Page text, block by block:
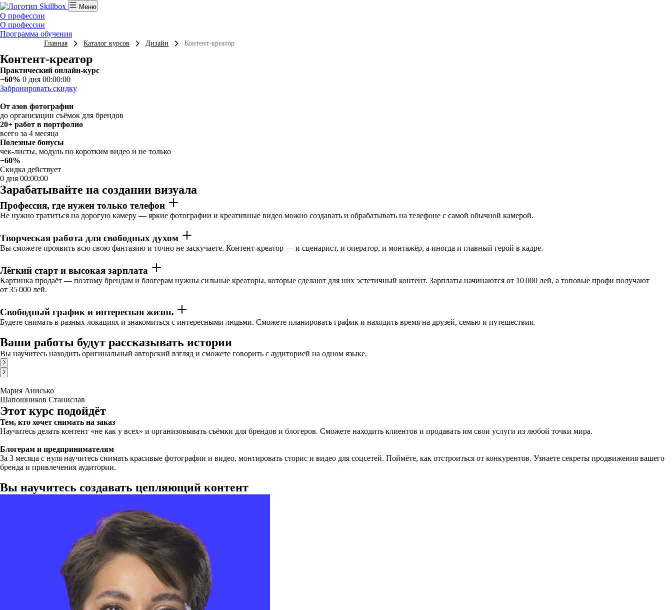
Меню
О профессии
О профессии
Программа обучения
Главная Каталог курсов Дизайн Контент-креатор
Контент-креатор
Практический онлайн-курс
−60% 0 дня 00:00:00
Забронировать скидку
От азов фотографии
до организации съёмок для брендов
20+ работ в портфолио
всего за 4 месяца
Полезные бонусы
чек-листы, модуль по коротким видео и не только
−60%
Скидка действует
0 дня 00:00:00
Зарабатывайте на создании визуала
Профессия, где нужен только телефон
Не нужно тратиться на дорогую камеру — яркие фотографии и креативные видео можно создавать и обрабатывать на телефоне с самой обычной камерой.
Творческая работа для свободных духом
Вы сможете проявить всю свою фантазию и точно не заскучаете. Контент-креатор — и сценарист, и оператор, и монтажёр, а иногда и главный герой в кадре.
Лёгкий старт и высокая зарплата
Картинка продаёт — поэтому брендам и блогерам нужны сильные креаторы, которые сделают для них эстетичный контент. Зарплаты начинаются от 10 000 лей, а топовые профи получают
от 35 000 лей.
Свободный график и интересная жизнь
Будете снимать в разных локациях и знакомиться с интересными людьми. Сможете планировать график и находить время на друзей, семью и путешествия.
Ваши работы будут рассказывать истории
Вы научитесь находить оригинальный авторский взгляд и сможете говорить с аудиторией на одном языке.
Мария Анисько
Шапошников Станислав
Этот курс подойдёт
Тем, кто хочет снимать на заказ
Научитесь делать контент «не как у всех» и организовывать съёмки для брендов и блогеров. Сможете находить клиентов и продавать им свои услуги из любой точки мира.
Блогерам и предпринимателям
За 3 месяца с нуля научитесь снимать красивые фотографии и видео, монтировать сторис и видео для соцсетей. Поймёте, как отстроиться от конкурентов. Узнаете секреты продвижения вашего
бренда и привлечения аудитории.
Вы научитесь создавать цепляющий контент